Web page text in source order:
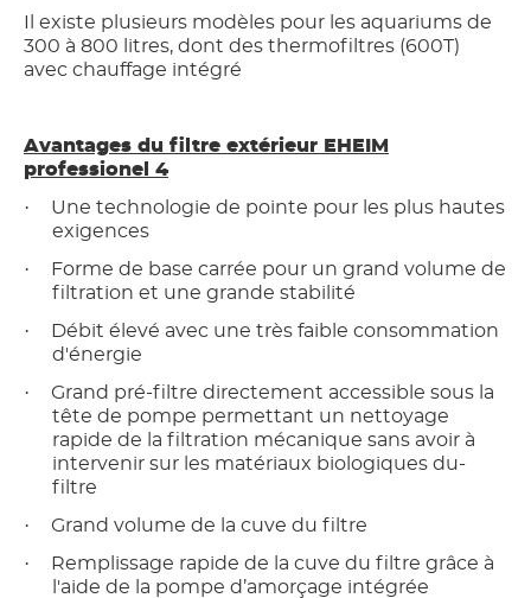
Il existe plusieurs modèles pour les aquariums de
300 à 800 litres, dont des thermofiltres (600T)
avec chauffage intégré
Avantages du filtre extérieur EHEIM
professionel 4
·
Une technologie de pointe pour les plus hautes
exigences
·
Forme de base carrée pour un grand volume de
filtration et une grande stabilité
·
Débit élevé avec une très faible consommation
d'énergie
·
Grand pré-filtre directement accessible sous la
tête de pompe permettant un nettoyage
rapide de la filtration mécanique sans avoir à
intervenir sur les matériaux biologiques du-
filtre
· Grand volume de la cuve du filtre
·
Remplissage rapide de la cuve du filtre grâce à
l'aide de la pompe d’amorçage intégrée